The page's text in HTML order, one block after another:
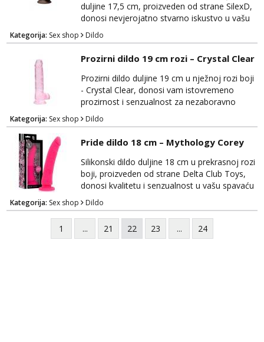
pružaju...
duljine 17,5 cm, proizveden od strane SilexD,
donosi nevjerojatno stvarno iskustvo u vašu
spavaću sobu. Ovaj vrhunski dildo će vas
zadovoljiti svojom iznimnom kvalitetom i
autentičnim dizajnom. Izrađen je od
visokokvalitetnog, tijelu prijateljskog
materijala koji je nježan na dodir i siguran za
tijelo, osiguravajući udobnost tijekom
korištenja. Njegov...
Kategorija: Sex shop Dildo
Prozirni dildo 19 cm rozi – Crystal Clear
Prozirni dildo duljine 19 cm u nježnoj rozi boji
- Crystal Clear, donosi vam istovremeno
prozirnost i senzualnost za nezaboravno
zadovoljstvo. Ovaj izuzetno elegantan dildo
će ispuniti vaše želje s vrhunskim materijalima
i privlačnim dizajnom. Izrađen je od
visokokvalitetnog, prozirnog materijala koji je
siguran za tijelo i nježan na dodir, pružajući
vam maksimalnu udobnost tijekom upotrebe.
Cr...
Kategorija: Sex shop Dildo
Pride dildo 18 cm – Mythology Corey
Silikonski dildo duljine 18 cm u prekrasnoj rozi
boji, proizveden od strane Delta Club Toys,
donosi kvalitetu i senzualnost u vašu spavaću
sobu. Ovaj elegantni dildo će vas zadovoljiti
svojim vrhunskim materijalima i realističnim
dizajnom. Izrađen je od visokokvalitetnog,
tijelu prijateljskog silikona koji je nježan na
Kategorija: Sex shop Dildo
1 ... 21 22 23 ... 24